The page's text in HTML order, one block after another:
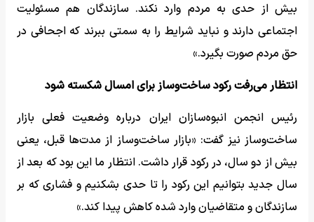
بیش از حدی به مردم وارد نکند. سازندگان هم مسئولیت
اجتماعی دارند و نباید شرایط را به سمتی ببرند که اجحافی در
حق مردم صورت بگیرد.»
انتظار می‌رفت رکود ساخت‌وساز برای امسال شکسته شود
رئیس انجمن انبوه‌سازان ایران درباره وضعیت فعلی بازار
ساخت‌وساز نیز گفت: «بازار ساخت‌وساز از مدت‌ها قبل، یعنی
بیش از دو سال، در رکود قرار داشت. انتظار ما این بود که بعد از
سال جدید بتوانیم این رکود را تا حدی بشکنیم و فشاری که بر
سازندگان و متقاضیان وارد شده کاهش پیدا کند.»